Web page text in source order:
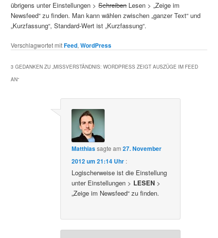
übrigens unter Einstellungen >SchreibenLesen > „Zeige im
Newsfeed“ zu finden. Man kann wählen zwischen „ganzer Text“ und
„Kurzfassung“, Standard-Wert ist „Kurzfassung“.
Verschlagwortet mitFeed,WordPress
3 GEDANKEN ZU „MISSVERSTÄNDNIS: WORDPRESS ZEIGT AUSZÜGE IM FEED
AN“
Matthiassagte am 27. November
2012 um 21:14 Uhr :
Logischerweise ist die Einstellung
unter Einstellungen > LESEN>
„Zeige im Newsfeed“ zu finden.